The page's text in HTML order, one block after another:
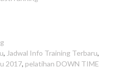
, Jadwal Info Training Terbaru,
2017, pelatihan DOWN TIME